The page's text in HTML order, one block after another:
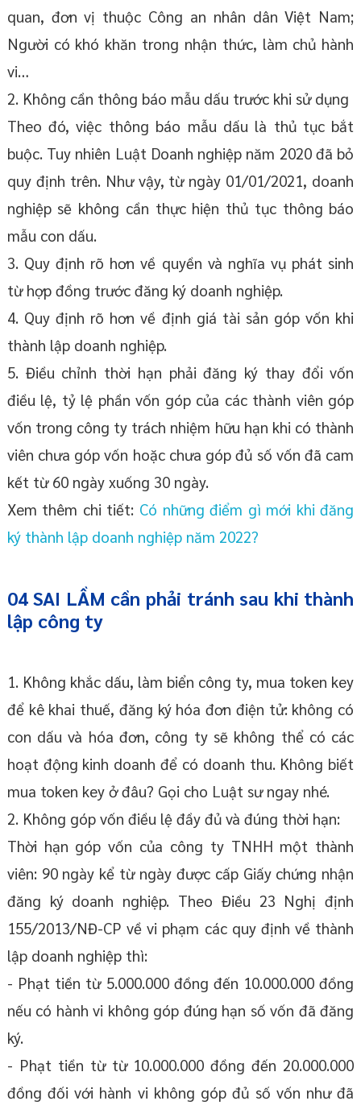
quan, đơn vị thuộc Công an nhân dân Việt Nam;
Người có khó khăn trong nhận thức, làm chủ hành
vi…
2. Không cần thông báo mẫu dấu trước khi sử dụng
Theo đó, việc thông báo mẫu dấu là thủ tục bắt
buộc. Tuy nhiên Luật Doanh nghiệp năm 2020 đã bỏ
quy định trên. Như vậy, từ ngày 01/01/2021, doanh
nghiệp sẽ không cần thực hiện thủ tục thông báo
mẫu con dấu.
3. Quy định rõ hơn về quyền và nghĩa vụ phát sinh
từ hợp đồng trước đăng ký doanh nghiệp.
4. Quy định rõ hơn về định giá tài sản góp vốn khi
thành lập doanh nghiệp.
5. Điều chỉnh thời hạn phải đăng ký thay đổi vốn
điều lệ, tỷ lệ phần vốn góp của các thành viên góp
vốn trong công ty trách nhiệm hữu hạn khi có thành
viên chưa góp vốn hoặc chưa góp đủ số vốn đã cam
kết từ 60 ngày xuống 30 ngày.
Xem thêm chi tiết: Có những điểm gì mới khi đăng
ký thành lập doanh nghiệp năm 2022?
04 SAI LẦM cần phải tránh sau khi thành
lập công ty
1. Không khắc dấu, làm biển công ty, mua token key
để kê khai thuế, đăng ký hóa đơn điện tử: không có
con dấu và hóa đơn, công ty sẽ không thể có các
hoạt động kinh doanh để có doanh thu. Không biết
mua token key ở đâu? Gọi cho Luật sư ngay nhé.
2. Không góp vốn điều lệ đầy đủ và đúng thời hạn:
Thời hạn góp vốn của công ty TNHH một thành
viên: 90 ngày kể từ ngày được cấp Giấy chứng nhận
đăng ký doanh nghiệp. Theo Điều 23 Nghị định
155/2013/NĐ-CP về vi phạm các quy định về thành
lập doanh nghiệp thì:
- Phạt tiền từ 5.000.000 đồng đến 10.000.000 đồng
nếu có hành vi không góp đúng hạn số vốn đã đăng
ký.
- Phạt tiền từ từ 10.000.000 đồng đến 20.000.000
đồng đối với hành vi không góp đủ số vốn như đã